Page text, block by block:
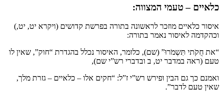
כלאיים – טעמי המצווה:
איסור כלאיים מוזכר לראשונה בתורה בפרשת קדושים (ויקרא יט, יט,)
וכהקדמה לאיסור נאמר בתורה:
“את חֻקֹתי תִּשְמֹרוּ” (שם), כלומר, האיסור נכלל בהגדרת “חוק”, שאין לו
טעם (ראה במדבר יט, ב ובדברי רש”י שם),
ואמנם כך גם הבין ופירש רש”י ז”ל: “חקים אלו – כלאיים – גזרת מלך,
שאין טעם לדבר”.